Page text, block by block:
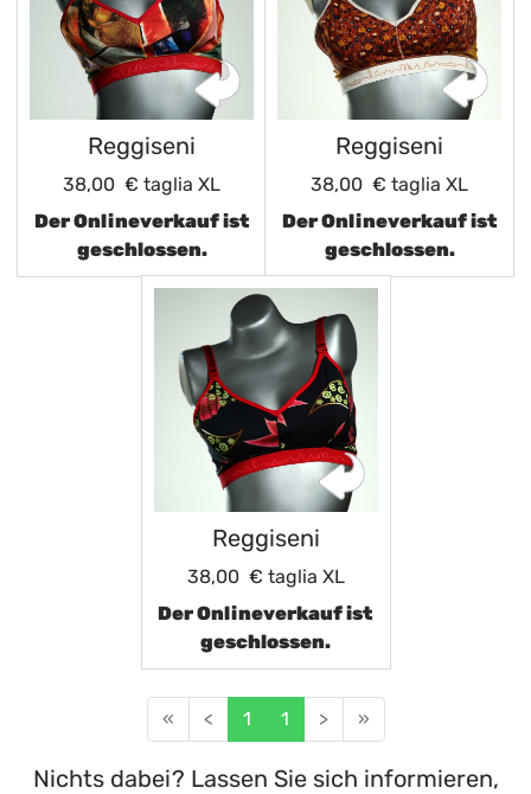
Reggiseni
38,00 € taglia XL
Der Onlineverkauf ist
geschlossen.
Reggiseni
38,00 € taglia XL
Der Onlineverkauf ist
geschlossen.
Reggiseni
38,00 € taglia XL
Der Onlineverkauf ist
geschlossen.
« < 1 1 > »
Nichts dabei? Lassen Sie sich informieren,